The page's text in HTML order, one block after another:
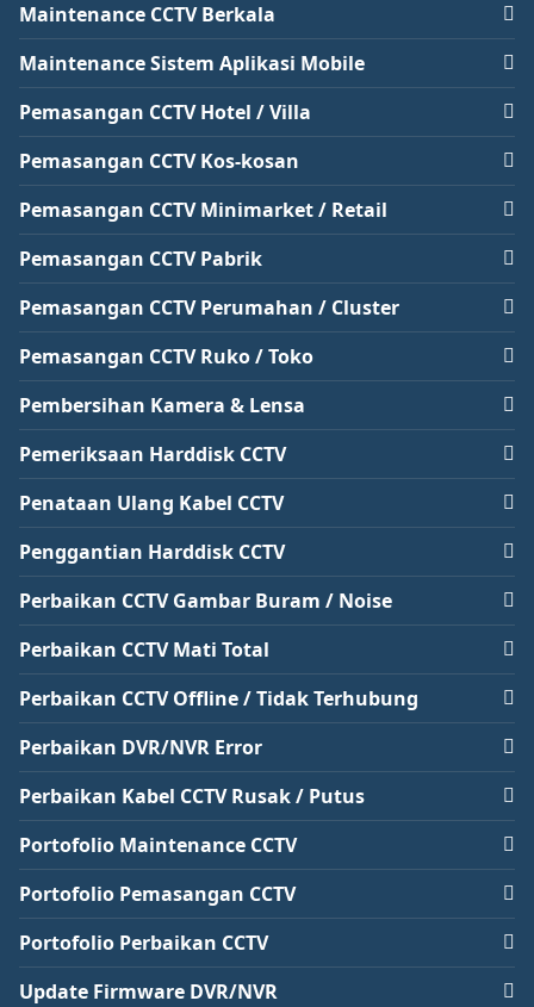
Maintenance CCTV Berkala
Maintenance Sistem Aplikasi Mobile
Pemasangan CCTV Hotel / Villa
Pemasangan CCTV Kos-kosan
Pemasangan CCTV Minimarket / Retail
Pemasangan CCTV Pabrik
Pemasangan CCTV Perumahan / Cluster
Pemasangan CCTV Ruko / Toko
Pembersihan Kamera & Lensa
Pemeriksaan Harddisk CCTV
Penataan Ulang Kabel CCTV
Penggantian Harddisk CCTV
Perbaikan CCTV Gambar Buram / Noise
Perbaikan CCTV Mati Total
Perbaikan CCTV Offline / Tidak Terhubung
Perbaikan DVR/NVR Error
Perbaikan Kabel CCTV Rusak / Putus
Portofolio Maintenance CCTV
Portofolio Pemasangan CCTV
Portofolio Perbaikan CCTV
Update Firmware DVR/NVR